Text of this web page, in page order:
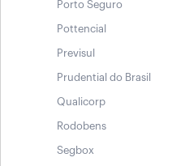
Porto Seguro
Pottencial
Previsul
Prudential do Brasil
Qualicorp
Rodobens
Segbox